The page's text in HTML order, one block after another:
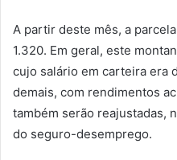
A partir deste mês, a
1.320. Em geral, este
cujo salário em carteira era
demais, com rendimentos
também serão reajustadas,
do seguro-desemprego.